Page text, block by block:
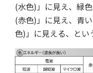
(水色)」に見え、緑
(赤色)」に見え、青
色)」に見える、とい